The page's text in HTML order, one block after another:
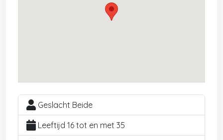
Geslacht Beide
Leeftijd 16 tot en met 35